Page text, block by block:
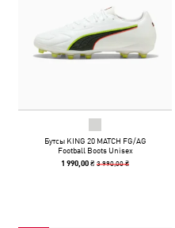
Бутсы KING 20 MATCH FG/AG
Football Boots Unisex
1 990,00 ₴3 990,00 ₴